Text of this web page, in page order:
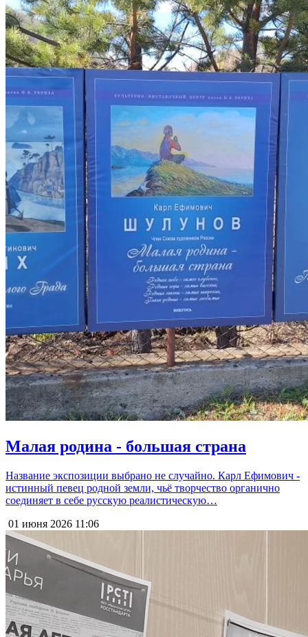
Малая родина - большая страна
Название экспозиции выбрано не случайно. Карл Ефимович -
истинный певец родной земли, чьё творчество органично
соединяет в себе русскую реалистическую…
01 июня 2026 11:06